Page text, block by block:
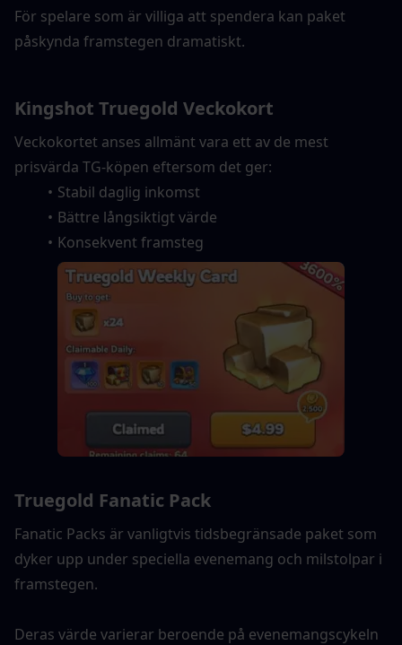
För spelare som är villiga att spendera kan paket
påskynda framstegen dramatiskt.
Kingshot Truegold Veckokort
Veckokortet anses allmänt vara ett av de mest
prisvärda TG-köpen eftersom det ger:
Stabil daglig inkomst
Bättre långsiktigt värde
Konsekvent framsteg
Truegold Fanatic Pack
Fanatic Packs är vanligtvis tidsbegränsade paket som
dyker upp under speciella evenemang och milstolpar i
framstegen.
Deras värde varierar beroende på evenemangscykeln